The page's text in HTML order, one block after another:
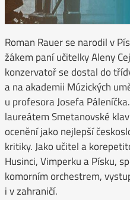
Roman Rauer se narodil v
žákem paní učitelky Aleny
konzervatoř se dostal do
a na akademii Múzických
u profesora Josefa
laureátem Smetanovské
ocenění jako nejlepší
kritiky. Jako učitel a
Husinci, Vimperku a Písku,
komorním orchestrem,
i v zahraničí.